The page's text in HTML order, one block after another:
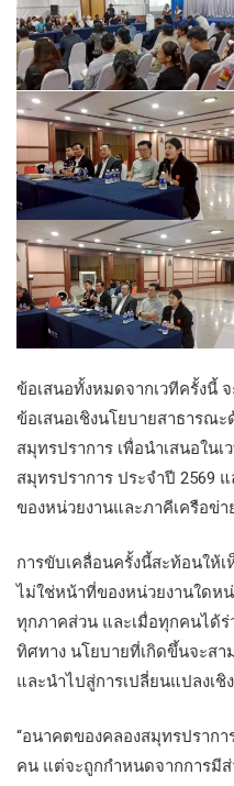
ข้อเสนอทั้งหมดจากเวทีครั้งนี้
ข้อเสนอเชิงนโยบายสาธารณ
สมุทรปราการ เพื่อนำเสนอใน
สมุทรปราการ ประจำปี 2569
ของหน่วยงานและภาคีเครือข่
การขับเคลื่อนครั้งนี้สะท้อนให้
ไม่ใช่หน้าที่ของหน่วยงานใดห
ทุกภาคส่วน และเมื่อทุกคนได้
ทิศทาง นโยบายที่เกิดขึ้นจะส
และนำไปสู่การเปลี่ยนแปลงเ
“อนาคตของคลองสมุทรปราก
คน แต่จะถูกกำหนดจากการมีส่